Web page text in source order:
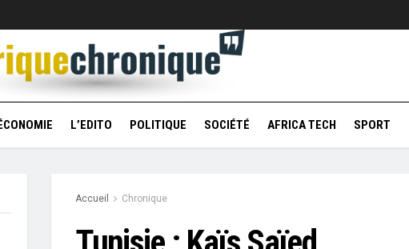
L’EDITO POLITIQUE SOCIÉTÉ AFRICA TECH SPORT
Accueil Chronique